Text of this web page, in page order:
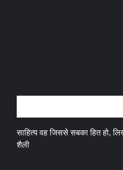
साहित्य वह जिससे सबका हित हो,
शैली